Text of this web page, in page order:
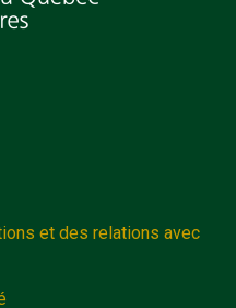
et des relations avec